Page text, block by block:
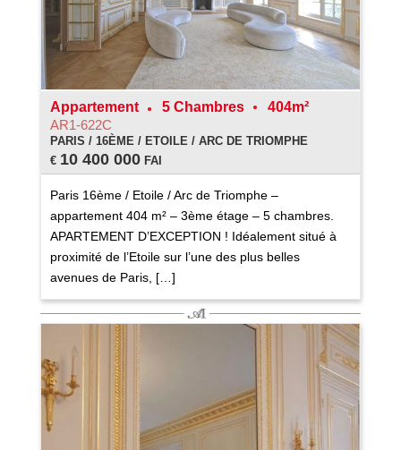
Appartement 5 Chambres
404m²
AR1-622C
PARIS / 16ÈME / ETOILE / ARC DE TRIOMPHE
€ 10 400 000FAI
Paris 16ème / Etoile / Arc de Triomphe –
appartement 404 m² – 3ème étage – 5 chambres.
APARTEMENT D’EXCEPTION ! Idéalement situé à
proximité de l’Etoile sur l’une des plus belles
avenues de Paris, […]